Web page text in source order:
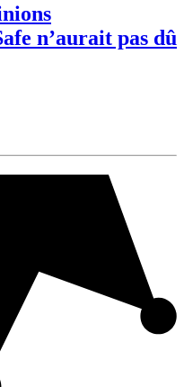
n’aurait pas dû